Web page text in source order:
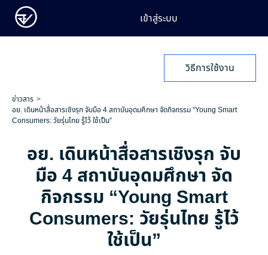
เข้าสู่ระบบ
วิธีการใช้งาน
ข่าวสาร
อย. เดินหน้าสื่อสารเชิงรุก จับมือ 4 สถาบันอุดมศึกษา จัดกิจกรรม “Young Smart
Consumers: วัยรุ่นไทย รู้ไว้ ใช้เป็น”
อย. เดินหน้าสื่อสารเชิงรุก จับ
มือ 4 สถาบันอุดมศึกษา จัด
กิจกรรม “Young Smart
Consumers: วัยรุ่นไทย รู้ไว้
ใช้เป็น”